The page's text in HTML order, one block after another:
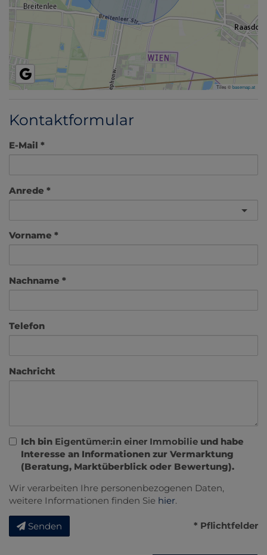
Tiles ©basemap.at
Kontaktformular
E-Mail
Anrede
Vorname
Nachname
Telefon
Nachricht
Ich bin Eigentümer:in einer Immobilie und habe
Interesse an Informationen zur Vermarktung
(Beratung, Marktüberblick oder Bewertung).
Wir verarbeiten Ihre personenbezogenen Daten,
weitere Informationen finden Sie hier.
Senden * Pflichtfelder